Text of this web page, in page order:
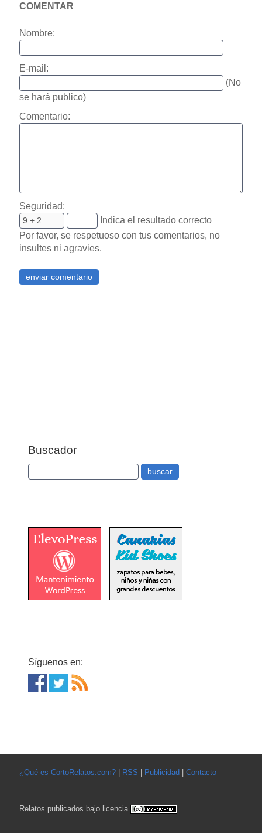
COMENTAR
Nombre:
E-mail:
(No
se hará publico)
Comentario:
Seguridad:
Indica el resultado correcto
Por favor, se respetuoso con tus comentarios, no
insultes ni agravies.
Buscador
Síguenos en:
¿Qué es CortoRelatos.com?| RSS Publicidad Contacto
Relatos publicados bajo licencia